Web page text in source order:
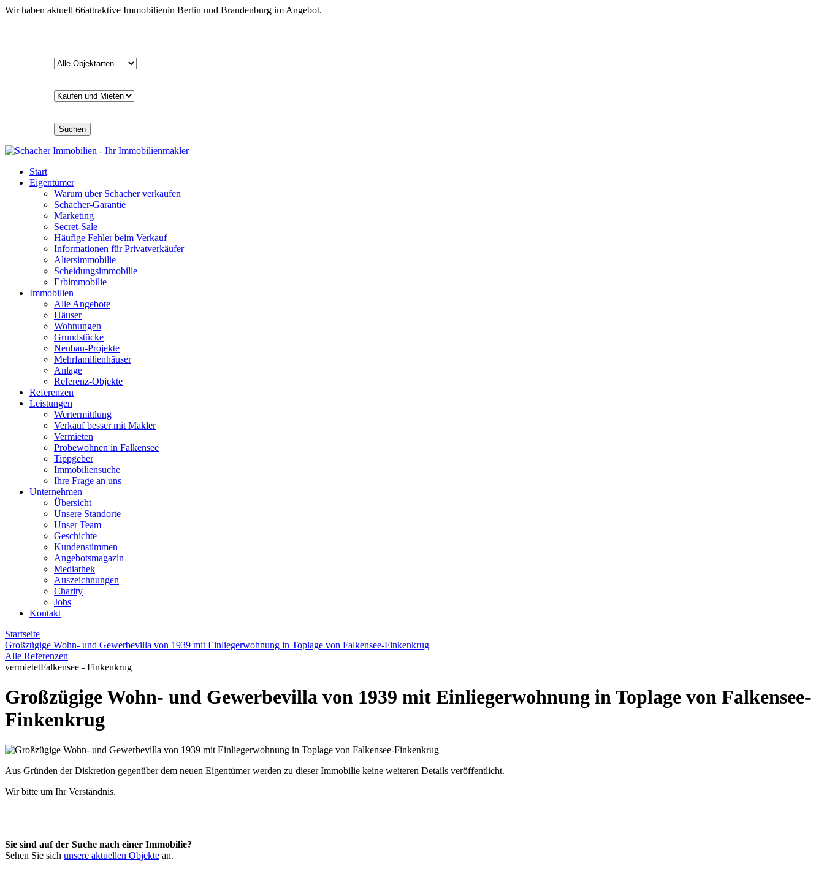
Wir haben aktuell 66attraktive Immobilienin Berlin und Brandenburg im Angebot.
Suchen
Start
Eigentümer
Warum über Schacher verkaufen
Schacher-Garantie
Marketing
Secret-Sale
Häufige Fehler beim Verkauf
Informationen für Privatverkäufer
Altersimmobilie
Scheidungsimmobilie
Erbimmobilie
Immobilien
Alle Angebote
Häuser
Wohnungen
Grundstücke
Neubau-Projekte
Mehrfamilienhäuser
Anlage
Referenz-Objekte
Referenzen
Leistungen
Wertermittlung
Verkauf besser mit Makler
Vermieten
Probewohnen in Falkensee
Tippgeber
Immobiliensuche
Ihre Frage an uns
Unternehmen
Übersicht
Unsere Standorte
Unser Team
Geschichte
Kundenstimmen
Angebotsmagazin
Mediathek
Auszeichnungen
Charity
Jobs
Kontakt
Startseite
Großzügige Wohn- und Gewerbevilla von 1939 mit Einliegerwohnung in Toplage von Falkensee-Finkenkrug
Alle Referenzen
vermietetFalkensee - Finkenkrug
Großzügige Wohn- und Gewerbevilla von 1939 mit Einliegerwohnung in Toplage von Falkensee-
Finkenkrug
Aus Gründen der Diskretion gegenüber dem neuen Eigentümer werden zu dieser Immobilie keine weiteren Details veröffentlicht.
Wir bitte um Ihr Verständnis.
Sie sind auf der Suche nach einer Immobilie?
Sehen Sie sich unsere aktuellen Objekte an.